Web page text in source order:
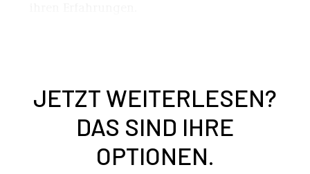
JETZT WEITERLESEN?
DAS SIND IHRE
OPTIONEN.